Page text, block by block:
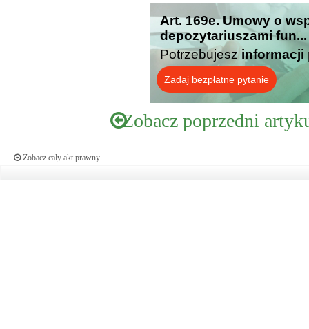
Art. 169e. Umowy o
depozytariuszami
Potrzebujesz informacji
Zadaj bezpłatne pytanie
Zobacz poprzedni
Zobacz cały akt prawny